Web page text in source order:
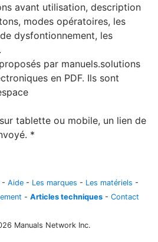
avant utilisation, description
modes opératoires, les
dysfontionnement, les
par manuels.solutions
en PDF. Ils sont
tablette ou mobile, un lien de
*
- Aide - Les marques - Les matériels -
- Articles techniques - Contact
Manuals Network Inc.